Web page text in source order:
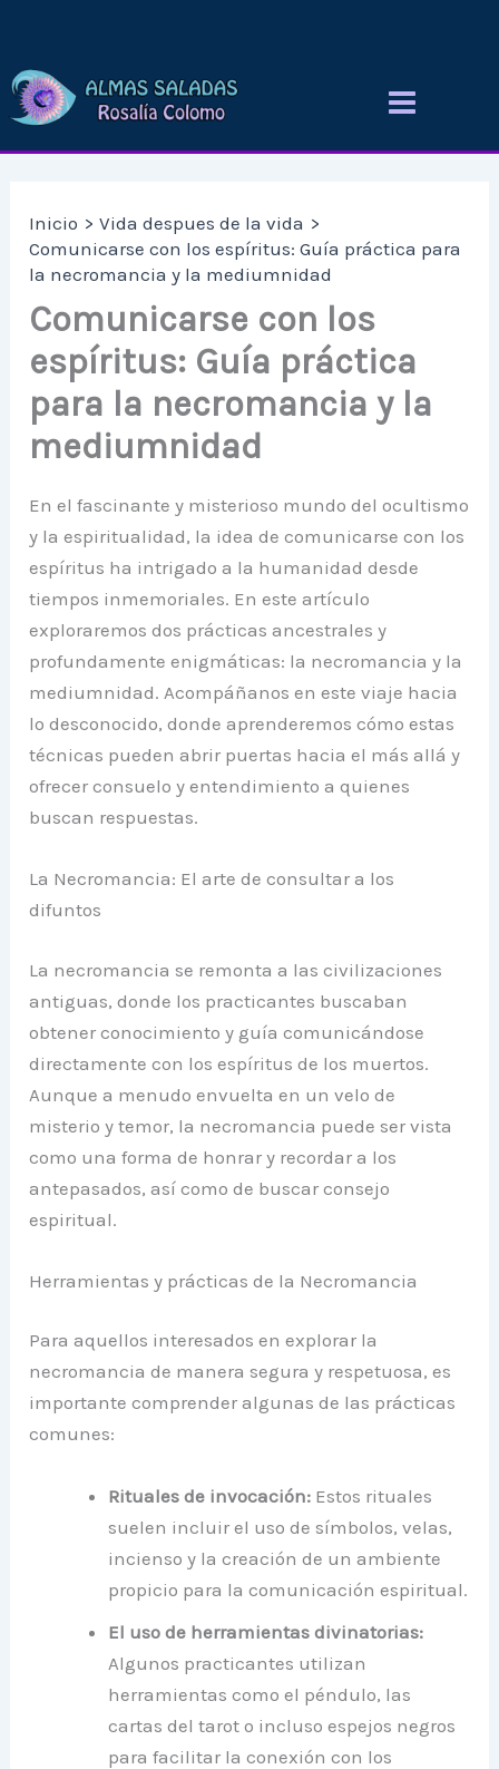
contenido
Inicio
Vida despues de la vida
Comunicarse con los espíritus: Guía práctica para
la necromancia y la mediumnidad
Comunicarse con los
espíritus: Guía práctica
para la necromancia y la
mediumnidad
En el fascinante y misterioso mundo del ocultismo
y la espiritualidad, la idea de comunicarse con los
espíritus ha intrigado a la humanidad desde
tiempos inmemoriales. En este artículo
exploraremos dos prácticas ancestrales y
profundamente enigmáticas: la necromancia y la
mediumnidad. Acompáñanos en este viaje hacia
lo desconocido, donde aprenderemos cómo estas
técnicas pueden abrir puertas hacia el más allá y
ofrecer consuelo y entendimiento a quienes
buscan respuestas.
La Necromancia: El arte de consultar a los
difuntos
La necromancia se remonta a las civilizaciones
antiguas, donde los practicantes buscaban
obtener conocimiento y guía comunicándose
directamente con los espíritus de los muertos.
Aunque a menudo envuelta en un velo de
misterio y temor, la necromancia puede ser vista
como una forma de honrar y recordar a los
antepasados, así como de buscar consejo
espiritual.
Herramientas y prácticas de la Necromancia
Para aquellos interesados en explorar la
necromancia de manera segura y respetuosa, es
importante comprender algunas de las prácticas
comunes:
Rituales de invocación: Estos rituales
suelen incluir el uso de símbolos, velas,
incienso y la creación de un ambiente
propicio para la comunicación espiritual.
El uso de herramientas divinatorias:
Algunos practicantes utilizan
herramientas como el péndulo, las
cartas del tarot o incluso espejos negros
para facilitar la conexión con los